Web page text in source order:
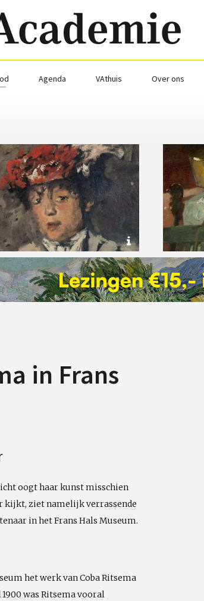
Agenda VAthuis Over ons
in Frans
oogt haar kunst misschien
kijkt, ziet namelijk verrassende
in het Frans Hals Museum.
het werk van Coba Ritsema
was Ritsema vooral